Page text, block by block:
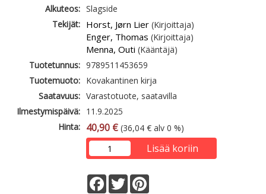
Alkuteos: Slagside
Tekijät: Horst, Jørn Lier (Kirjoittaja)
Enger, Thomas (Kirjoittaja)
Menna, Outi (Kääntäjä)
Tuotetunnus: 9789511453659
Tuotemuoto: Kovakantinen kirja
Saatavuus: Varastotuote, saatavilla
Ilmestymispäivä: 11.9.2025
Hinta: 40,90 € (36,04 € alv 0 %)
Lisää koriin
Facebook
Twitter